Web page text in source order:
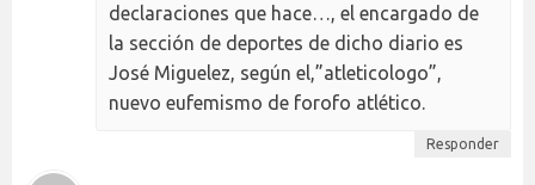
declaraciones que hace…, el encargado de
la sección de deportes de dicho diario es
José Miguelez, según el,”atleticologo”,
nuevo eufemismo de forofo atlético.
Responder